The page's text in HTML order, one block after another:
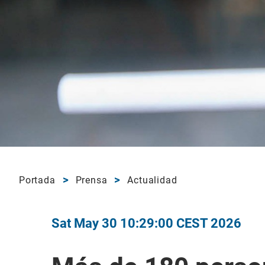
Portada Prensa Actualidad
Sat May 30 10:29:00 CEST 2026